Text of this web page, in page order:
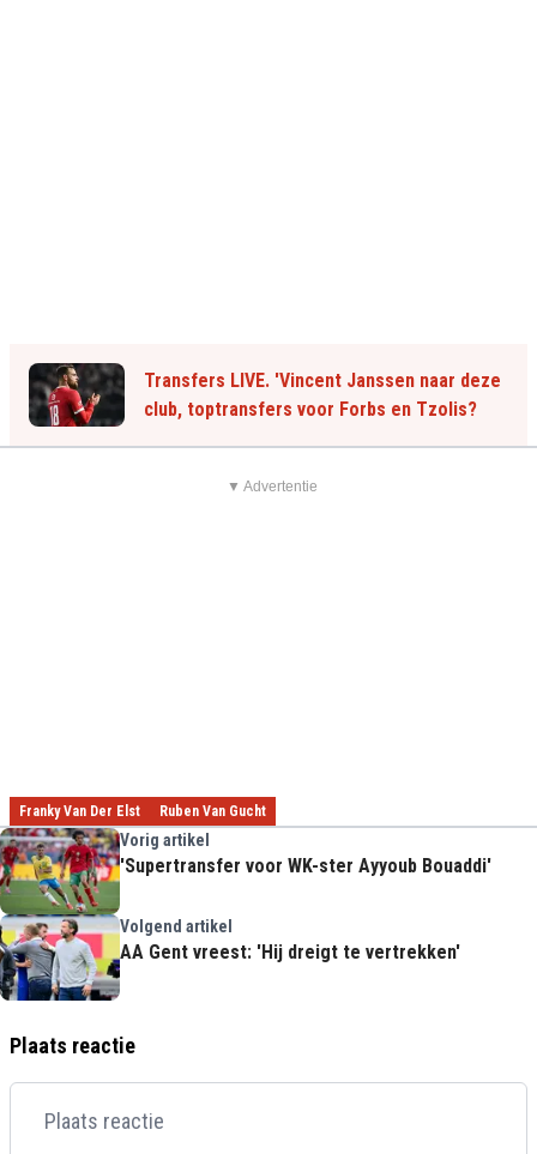
Transfers LIVE. 'Vincent Janssen naar deze
club, toptransfers voor Forbs en Tzolis?
▼ Advertentie
Franky Van Der Elst Ruben Van Gucht
Vorig artikel
'Supertransfer voor WK-ster Ayyoub Bouaddi'
Volgend artikel
AA Gent vreest: 'Hij dreigt te vertrekken'
Plaats reactie